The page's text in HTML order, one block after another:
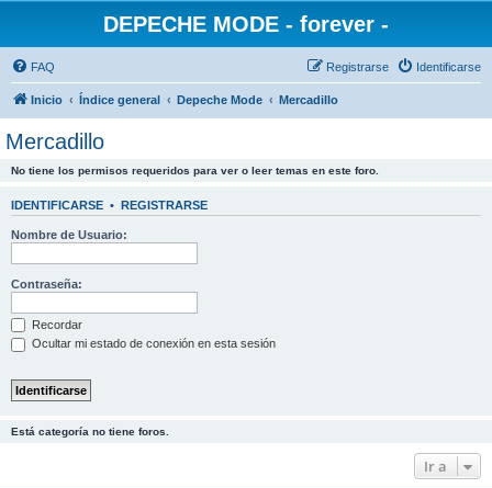
DEPECHE MODE - forever -
FAQ Identificarse
Registrarse
Inicio Índice general Depeche Mode Mercadillo
Mercadillo
No tiene los permisos requeridos para ver o leer temas en este foro.
IDENTIFICARSE • REGISTRARSE
Nombre de Usuario:
Contraseña:
Recordar
Ocultar mi estado de conexión en esta sesión
Está categoría no tiene foros.
Ir a